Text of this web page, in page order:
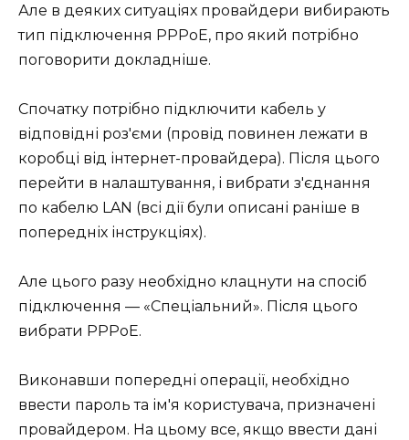
Але в деяких ситуаціях провайдери вибирають
тип підключення PPPoE, про який потрібно
поговорити докладніше.
Спочатку потрібно підключити кабель у
відповідні роз'єми (провід повинен лежати в
коробці від інтернет-провайдера). Після цього
перейти в налаштування, і вибрати з'єднання
по кабелю LAN (всі дії були описані раніше в
попередніх інструкціях).
Але цього разу необхідно клацнути на спосіб
підключення — «Спеціальний». Після цього
вибрати PPPoE.
Виконавши попередні операції, необхідно
ввести пароль та ім'я користувача, призначені
провайдером. На цьому все, якщо ввести дані